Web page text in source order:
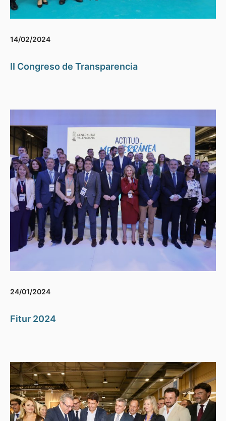
14/02/2024
II Congreso de Transparencia
24/01/2024
Fitur 2024